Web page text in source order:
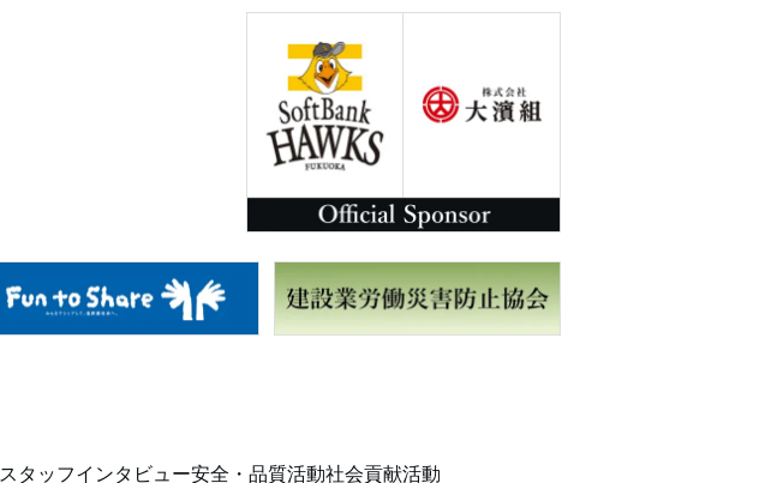
スタッフインタビュー安全・品質活動社会貢献活動